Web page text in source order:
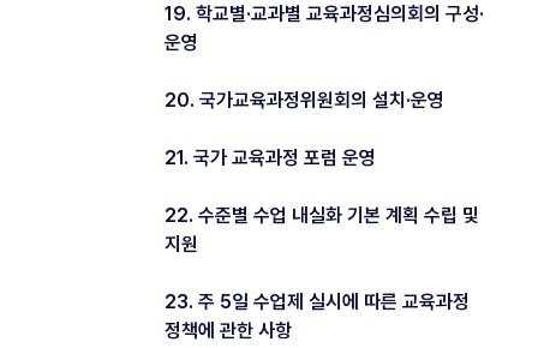
19. 학교별·교과별 교육과정심의회의 구성·
운영
20. 국가교육과정위원회의 설치·운영
21. 국가 교육과정 포럼 운영
22. 수준별 수업 내실화 기본 계획 수립 및
지원
23. 주 5일 수업제 실시에 따른 교육과정
정책에 관한 사항